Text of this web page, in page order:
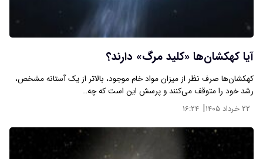
آیا کهکشان‌ها «کلید مرگ» دارند؟
کهکشان‌ها صرف نظر از میزان مواد خام موجود، بالاتر از یک آستانه مشخص،
رشد خود را متوقف می‌کنند و پرسش این است که چه…
۲۲ خرداد ۱۴۰۵ | ۱۶:۲۴